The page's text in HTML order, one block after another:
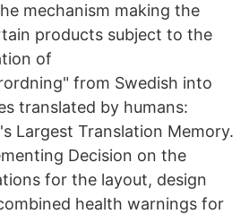
mechanism making the
products subject to the
of
from Swedish into
translated by humans:
Largest Translation Memory.
Decision on the
for the layout, design
health warnings for